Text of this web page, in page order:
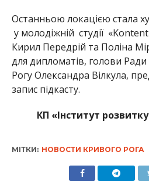
Останньою локацією стала
у молодіжній студії
Кирил Передрій та Поліна
для дипломатів, голови
Рогу Олександра Вілкула,
запис підкасту.
КП «Інститут
МІТКИ: НОВОСТИ КРИВОГО РОГА